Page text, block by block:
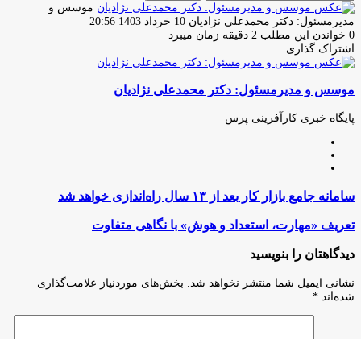
موسس و
مدیرمسئول: دکتر محمدعلی نژادیان ارسال
ایمیل
10 خرداد 1403 20:56
0 خواندن این مطلب 2 دقیقه زمان میبرد
اشتراک گذاری
فیس
توئیتر
لینکدین
واتس
تلگرام
اشتراک
از
ایمیل
چاپ
موسس و مدیرمسئول: دکتر محمدعلی نژادیان
پایگاه خبری کارآفرینی پرس
سامانه
بازار
کار
از
سال
راه‌اندازی
سامانه جامع بازار کار بعد از ۱۳ سال راه‌اندازی خواهد شد
تعریف
استعداد
هوش»
با
تعریف «مهارت، استعداد و هوش» با نگاهی متفاوت
دیدگاهتان را بنویسید
نشانی ایمیل شما منتشر نخواهد شد.
بخش‌های موردنیاز علامت‌گذاری
شده‌اند *